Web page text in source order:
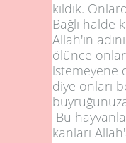
kıldık.
Bağlı halde
Allah'ın
ölünce
istemeyene
diye onları
Bu
kanları